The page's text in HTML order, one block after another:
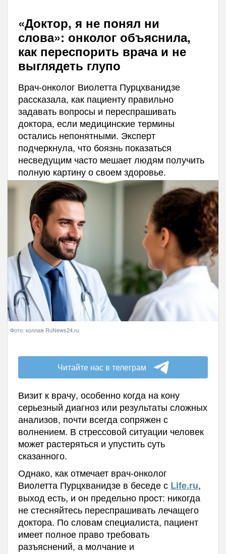
«Доктор, я не понял ни
слова»: онколог объяснила,
как переспорить врача и не
выглядеть глупо
Врач-онколог Виолетта Пурцхванидзе
рассказала, как пациенту правильно
задавать вопросы и переспрашивать
доктора, если медицинские термины
остались непонятными. Эксперт
подчеркнула, что боязнь показаться
несведущим часто мешает людям получить
полную картину о своем здоровье.
Фото: коллаж RuNews24.ru
Читайте нас в телеграм
Визит к врачу, особенно когда на кону
серьезный диагноз или результаты сложных
анализов, почти всегда сопряжен с
волнением. В стрессовой ситуации человек
может растеряться и упустить суть
сказанного.
Однако, как отмечает врач-онколог
Виолетта Пурцхванидзе в беседе с Life.ru,
выход есть, и он предельно прост: никогда
не стесняйтесь переспрашивать лечащего
доктора. По словам специалиста, пациент
имеет полное право требовать
разъяснений, а молчание и